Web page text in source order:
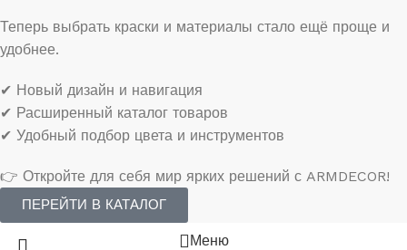
Теперь выбрать краски и материалы стало ещё проще и
удобнее.
✔ Новый дизайн и навигация
✔ Расширенный каталог товаров
✔ Удобный подбор цвета и инструментов
👉 Откройте для себя мир ярких решений с ARMDECOR!
ПЕРЕЙТИ В КАТАЛОГ
Меню